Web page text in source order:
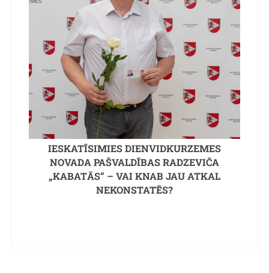
IESKATĪSIMIES DIENVIDKURZEMES
NOVADA PAŠVALDĪBAS RADZEVIČA
„KABATĀS” – VAI KNAB JAU ATKAL
NEKONSTATĒS?